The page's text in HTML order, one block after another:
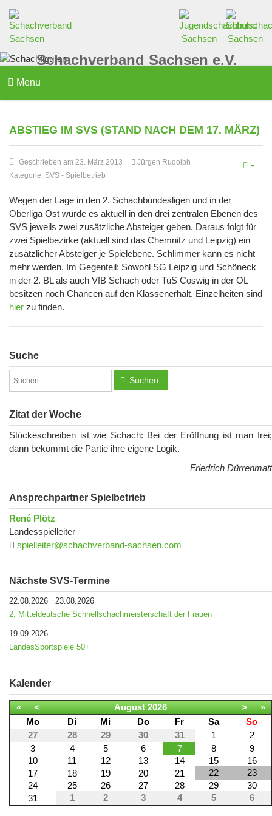
Schachverband Sachsen e.V.
Menu
ABSTIEG IM SVS (STAND NACH DEM 17. MÄRZ)
Geschrieben am 23. März 2013
Jürgen Rudolph
Kategorie: SVS - Spielbetrieb
Wegen der Lage in den 2. Schachbundesligen und in der
Oberliga Ost würde es aktuell in den drei zentralen Ebenen des
SVS jeweils zwei zusätzliche Absteiger geben. Daraus folgt für
zwei Spielbezirke (aktuell sind das Chemnitz und Leipzig) ein
zusätzlicher Absteiger je Spielebene. Schlimmer kann es nicht
mehr werden. Im Gegenteil: Sowohl SG Leipzig und Schöneck
in der 2. BL als auch VfB Schach oder TuS Coswig in der OL
besitzen noch Chancen auf den Klassenerhalt. Einzelheiten sind
hier zu finden.
Suche
Suchen
Zitat der Woche
Stückeschreiben ist wie Schach: Bei der Eröffnung ist man frei;
dann bekommt die Partie ihre eigene Logik.
Friedrich Dürrenmatt
Ansprechpartner Spielbetrieb
René Plötz
Landesspielleiter
spielleiter@schachverband-sachsen.com
Nächste SVS-Termine
22.08.2026 - 23.08.2026
2. Mitteldeutsche Schnellschachmeisterschaft der Frauen
19.09.2026
LandesSportspiele 50+
Kalender
« < August 2026 >
»
Mo
Di Mi Do Fr Sa
So
27
28 29 30 31 1
2
3
4 5 6 7 8
9
10
11 12 13 14 15
16
17
18 19 20 21 22
23
24
25 26 27 28 29
30
31
1 2 3 4 5 6